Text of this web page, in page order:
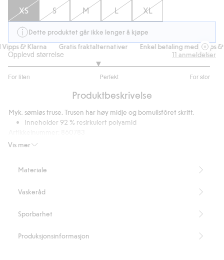
XS S M L XL
Dette produktet går ikke lenger å kjøpe
& Klarna
Gratis fraktalternativer Enkel betaling med Vipps &
Opplevd størrelse
For liten Perfekt For stor
av
9
stemmer
11 anmeldelser
Produktbeskrivelse
Vis mer
Myk, sømløs truse. Trusen har høy midje og bomullsfôret skritt.
Inneholder 92 % resirkulert polyamid
Blended Recycled Polyamide
Materiale
Vaskeråd
Sporbarhet
Produksjonsinformasjon